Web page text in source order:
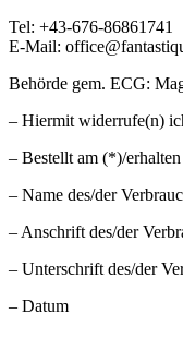
Tel: +43-676-86861741
E-Mail:
Behörde gem. ECG:
– Hiermit widerrufe(n)
– Bestellt am (*)/
– Name des/der
– Anschrift des/der
– Unterschrift des/der
– Datum